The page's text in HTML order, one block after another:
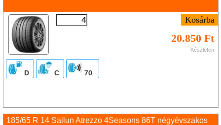
20.850 Ft
Készleten
D C 70
185/65 R 14 Sailun Atrezzo 4Seasons 86T négyévszakos